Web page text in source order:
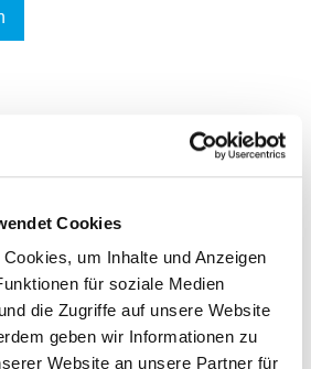
Cookies
um Inhalte und Anzeigen
für soziale Medien
die Zugriffe auf unsere Website
geben wir Informationen zu
Website an unsere Partner für
ZURÜCK
/ ÄHNLICHE ARTIKEL